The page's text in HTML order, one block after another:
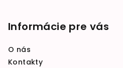
Informácie pre vás
O nás
Kontakty